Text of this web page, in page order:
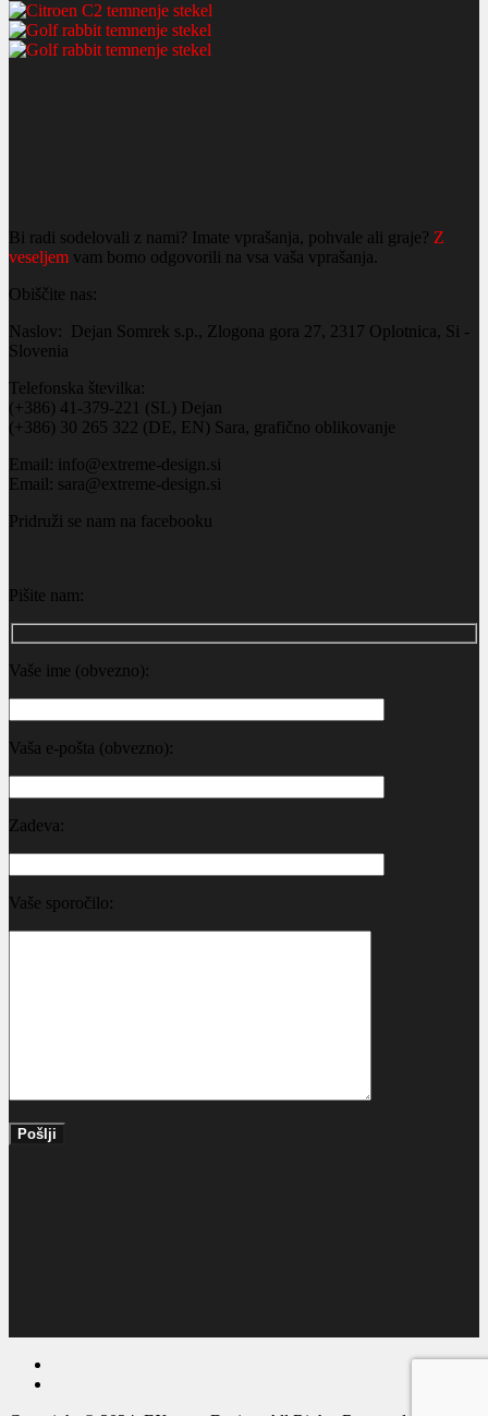
Bi radi sodelovali z nami? Imate vprašanja, pohvale ali graje? Z
veseljem vam bomo odgovorili na vsa vaša vprašanja.
Obiščite nas:
Naslov: Dejan Somrek s.p., Zlogona gora 27, 2317 Oplotnica, Si -
Slovenia
Telefonska številka:
(+386) 41-379-221 (SL) Dejan
(+386) 30 265 322 (DE, EN) Sara, grafično oblikovanje
Email: info@extreme-design.si
Email: sara@extreme-design.si
Pridruži se nam na facebooku
Pišite nam:
Vaše ime (obvezno):
Vaša e-pošta (obvezno):
Zadeva:
Vaše sporočilo: